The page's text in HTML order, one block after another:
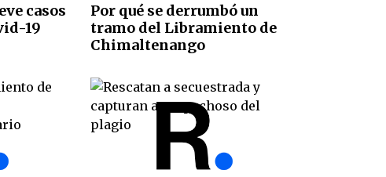
casos
19
Por qué se derrumbó un
tramo del Libramiento de
Chimaltenango